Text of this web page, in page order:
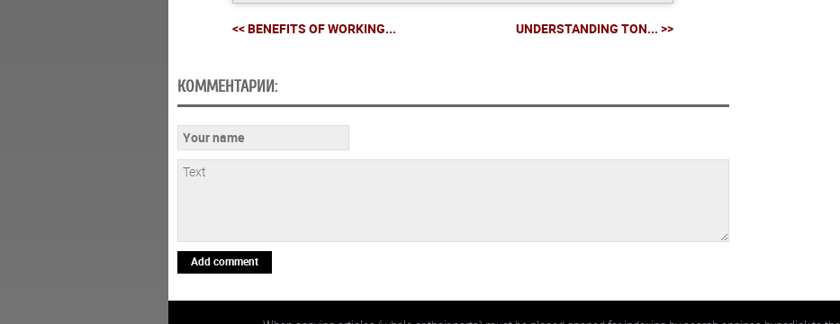
<< BENEFITS OF WORKING... UNDERSTANDING TON... >>
КОММЕНТАРИИ:
Add comment